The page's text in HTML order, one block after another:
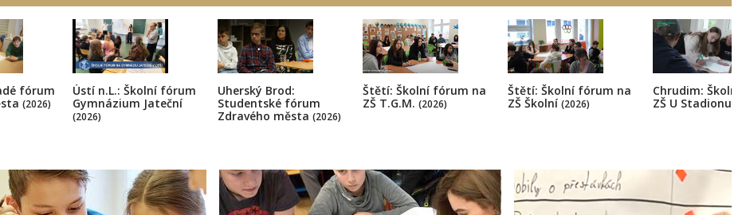
fórum
(2026)
Ústí n.L.: Školní fórum
Gymnázium Jateční
(2026)
Uherský Brod:
Studentské fórum
Zdravého města (2026)
Štětí: Školní fórum na
ZŠ T.G.M. (2026)
Štětí: Školní fórum na
ZŠ Školní (2026)
Chrudim:
ZŠ U Stadionu